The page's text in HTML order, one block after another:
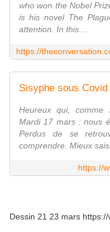
who won the Nobel
is his novel The
attention. In this ...
Sisyphe sous Covid
Heureux qui, comme
Mardi 17 mars : nous
Perdus de se
comprendre. Mieux
https://
Dessin 21 23 mars